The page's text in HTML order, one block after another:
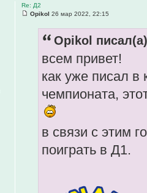
Re: Д2
Opikol 26 мар 2022, 22:15
Opikol
всем привет!
как уже писал в
чемпионата,
в связи с этим
поиграть в Д1.